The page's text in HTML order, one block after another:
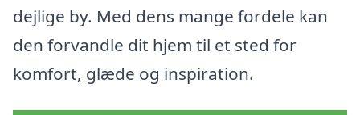
dejlige by. Med dens mange fordele kan
den forvandle dit hjem til et sted for
komfort, glæde og inspiration.